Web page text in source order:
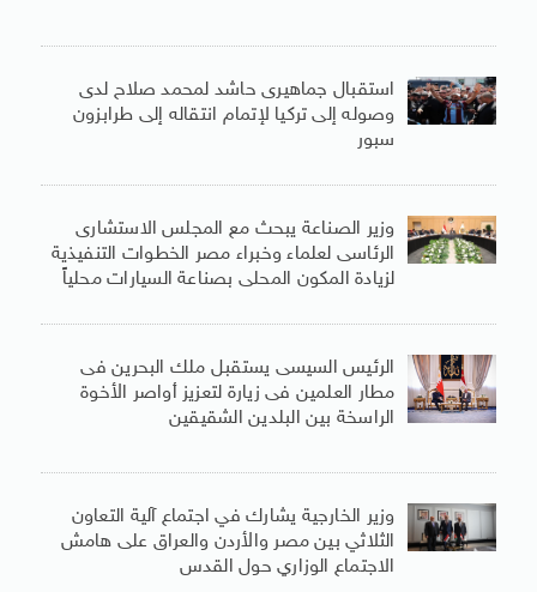
استقبال جماهيرى حاشد لمحمد صلاح لدى
وصوله إلى تركيا لإتمام انتقاله إلى طرابزون
سبور
وزير الصناعة يبحث مع المجلس الاستشارى
الرئاسى لعلماء وخبراء مصر الخطوات التنفيذية
لزيادة المكون المحلى بصناعة السيارات محلياً
الرئيس السيسى يستقبل ملك البحرين فى
مطار العلمين فى زيارة لتعزيز أواصر الأخوة
الراسخة بين البلدين الشقيقين
وزير الخارجية يشارك في اجتماع آلية التعاون
الثلاثي بين مصر والأردن والعراق على هامش
الاجتماع الوزاري حول القدس